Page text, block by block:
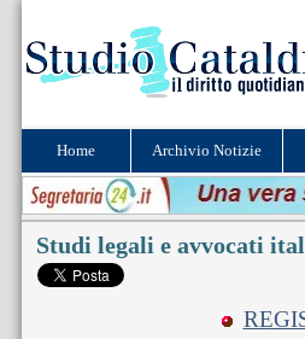
Home Archivio Notizie
Studi legali e avvocati